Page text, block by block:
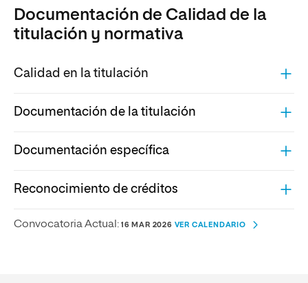
Documentación de Calidad de la
titulación y normativa
Calidad en la titulación
Documentación de la titulación
Documentación específica
Reconocimiento de créditos
Convocatoria Actual: 16 MAR 2026 VER CALENDARIO